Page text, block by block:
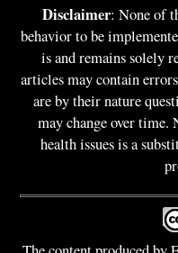
Disclaimer: None of
behavior to be
is and remains solely
articles may contain
are by their nature
may change over
health issues is a